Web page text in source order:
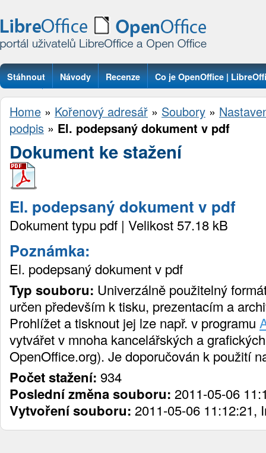
Stáhnout Návody Recenze Co je OpenOffice |
Otázky
Home » Kořenový adresář » Soubory »
podpis » El. podepsaný dokument v pdf
Dokument ke stažení
El. podepsaný dokument v pdf
Dokument typu pdf | Velikost 57.18 kB
Poznámka:
El. podepsaný dokument v pdf
Typ souboru: Univerzálně použitelný
určen především k tisku, prezentacím a
Prohlížet a tisknout jej lze např. v programu
vytvářet v mnoha kancelářských a
OpenOffice.org). Je doporučován k použití
Počet stažení: 934
Poslední změna souboru: 2011-05-06
Vytvoření souboru: 2011-05-06 11:12:21,